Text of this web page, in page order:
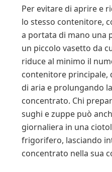
Per evitare di aprire e
lo stesso contenitore,
a portata di mano una
un piccolo vasetto da
riduce al minimo il
contenitore principale,
di aria e prolungando
concentrato. Chi
sughi e zuppe può
giornaliera in una
frigorifero, lasciando
concentrato nella sua